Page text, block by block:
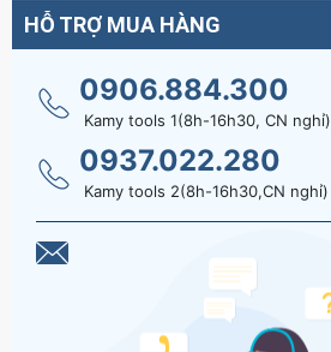
HỖ TRỢ MUA HÀNG
0906.884.300
Kamy tools 1(8h-16h30, CN nghỉ)
0937.022.280
Kamy tools 2(8h-16h30,CN nghỉ)